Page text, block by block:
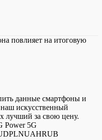
повлияет на итоговую
данные смартфоны и
искусственный
лучший за свою цену.
Power 5G